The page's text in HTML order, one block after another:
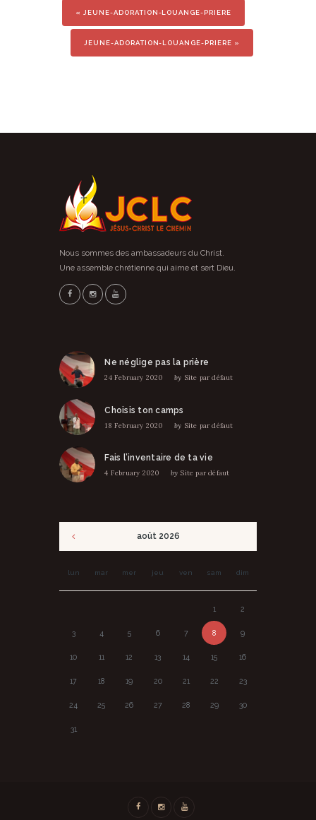
« JEUNE-ADORATION-LOUANGE-PRIERE
JEUNE-ADORATION-LOUANGE-PRIERE »
Nous sommes des ambassadeurs du Christ.
Une assemble chrétienne qui aime et sert Dieu.
Ne néglige pas la prière
24 February 2020 by Site par défaut
Choisis ton camps
18 February 2020 by Site par défaut
Fais l’inventaire de ta vie
4 February 2020 by Site par défaut
août 2026
lun mar mer jeu ven sam dim
1 2
3 4 5 6 7 8 9
10 11 12 13 14 15 16
17 18 19 20 21 22 23
24 25 26 27 28 29 30
31